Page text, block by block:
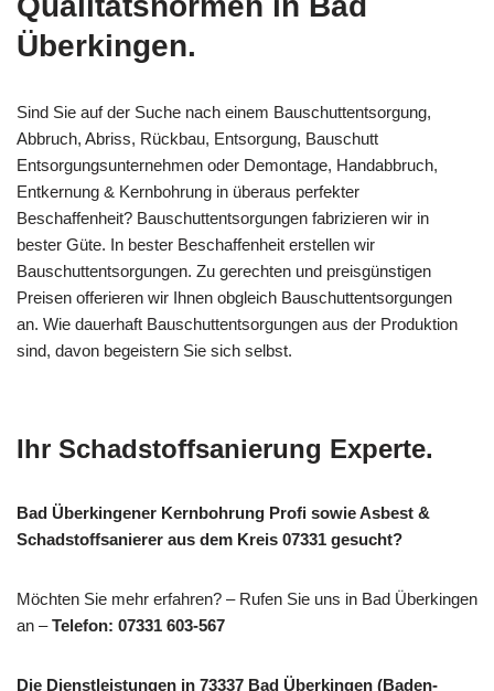
Überkingen.
Sind Sie auf der Suche nach einem Bauschuttentsorgung,
Abbruch, Abriss, Rückbau, Entsorgung, Bauschutt
Entsorgungsunternehmen oder Demontage, Handabbruch,
Entkernung & Kernbohrung in überaus perfekter
Beschaffenheit? Bauschuttentsorgungen fabrizieren wir in
bester Güte. In bester Beschaffenheit erstellen wir
Bauschuttentsorgungen. Zu gerechten und preisgünstigen
Preisen offerieren wir Ihnen obgleich Bauschuttentsorgungen
an. Wie dauerhaft Bauschuttentsorgungen aus der Produktion
sind, davon begeistern Sie sich selbst.
Ihr Schadstoffsanierung Experte.
Bad Überkingener Kernbohrung Profi sowie Asbest &
Schadstoffsanierer aus dem Kreis 07331 gesucht?
Möchten Sie mehr erfahren? – Rufen Sie uns in Bad Überkingen
an –Telefon: 07331 603-567
Die Dienstleistungen in 73337 Bad Überkingen (Baden-